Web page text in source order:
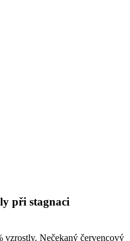
při stagnaci
vzrostly. Nečekaný červencový